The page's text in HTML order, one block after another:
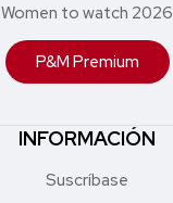
Women to watch 2026
P&M Premium
INFORMACIÓN
Suscríbase